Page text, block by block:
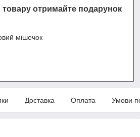
товару отримайте подарунок
мішечок
Доставка Оплата Умови